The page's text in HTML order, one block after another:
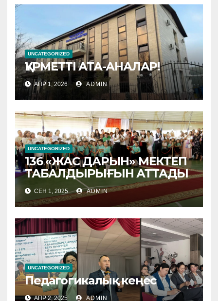
UNCATEGORIZED
ҚҰРМЕТТІ АТА-АНАЛАР!
АПР 1, 2026 ADMIN
UNCATEGORIZED
136 «ЖАС ДАРЫН» МЕКТЕП
ТАБАЛДЫРЫҒЫН АТТАДЫ
СЕН 1, 2025 ADMIN
UNCATEGORIZED
Педагогикалық кеңес
АПР 2, 2025 ADMIN